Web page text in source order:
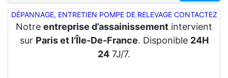
DÉPANNAGE, ENTRETIEN POMPE DE RELEVAGE CONTACTEZ
Notre entreprise d’assainissement intervient
sur Paris et l’Île-De-France. Disponible 24H
24 7J/7.